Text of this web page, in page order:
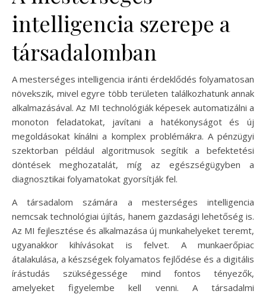
intelligencia szerepe a
társadalomban
A mesterséges intelligencia iránti érdeklődés folyamatosan
növekszik, mivel egyre több területen találkozhatunk annak
alkalmazásával. Az MI technológiák képesek automatizálni a
monoton feladatokat, javítani a hatékonyságot és új
megoldásokat kínálni a komplex problémákra. A pénzügyi
szektorban például algoritmusok segítik a befektetési
döntések meghozatalát, míg az egészségügyben a
diagnosztikai folyamatokat gyorsítják fel.
A társadalom számára a mesterséges intelligencia
nemcsak technológiai újítás, hanem gazdasági lehetőség is.
Az MI fejlesztése és alkalmazása új munkahelyeket teremt,
ugyanakkor kihívásokat is felvet. A munkaerőpiac
átalakulása, a készségek folyamatos fejlődése és a digitális
írástudás szükségessége mind fontos tényezők,
amelyeket figyelembe kell venni. A társadalmi